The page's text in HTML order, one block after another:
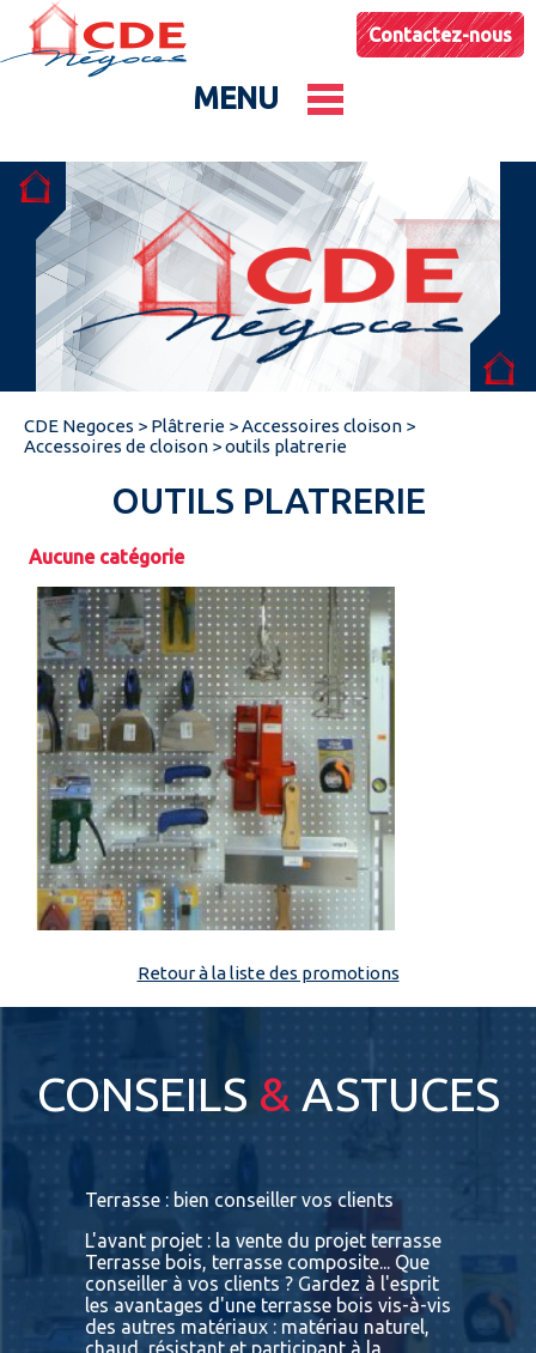
Contactez-nous
MENU
Le groupe
Nos entités
Conseils & Astuces
Actualités
Catalogues produits
Espace pro
CDE Negoces > Plâtrerie >Accessoires cloison >
Accessoires de cloison >outils platrerie
OUTILS PLATRERIE
Aucune catégorie
Retour à la liste des promotions
CONSEILS &ASTUCES
Terrasse : bien conseiller vos clients
L'avant projet : la vente du projet terrasse
Terrasse bois, terrasse composite... Que
conseiller à vos clients ? Gardez à l'esprit
les avantages d'une terrasse bois vis-à-vis
des autres matériaux : matériau naturel,
chaud, résistant et participant à la